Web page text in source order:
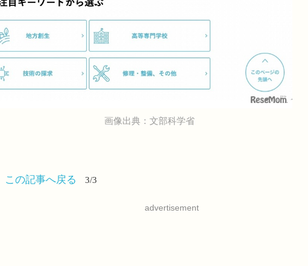
画像出典：文部科学省
この記事へ戻る 3/3
advertisement